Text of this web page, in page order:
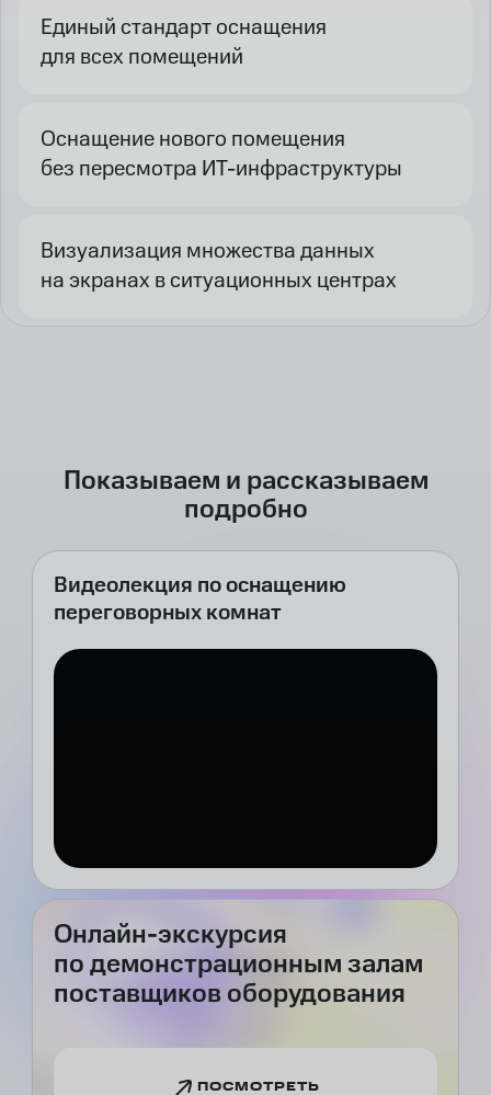
Единый стандарт оснащения
для всех помещений
Оснащение нового помещения
без пересмотра ИТ-инфраструктуры
Визуализация множества данных
на экранах в ситуационных центрах
Показываем и рассказываем
подробно
Видеолекция по оснащению
переговорных комнат
ПОСМОТРЕТЬ
Онлайн-экскурсия
по демонстрационным залам
поставщиков оборудования